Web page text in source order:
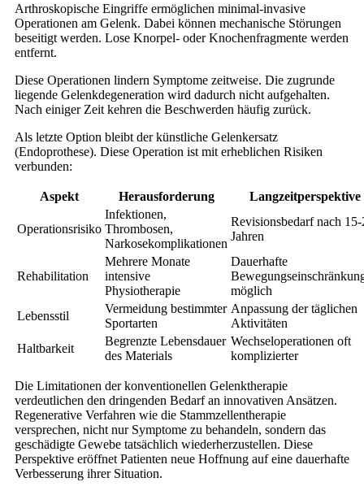
Arthroskopische Eingriffe ermöglichen minimal-invasive
Operationen am Gelenk. Dabei können mechanische Störungen
beseitigt werden. Lose Knorpel- oder Knochenfragmente werden
entfernt.
Diese Operationen lindern Symptome zeitweise. Die zugrunde
liegende Gelenkdegeneration wird dadurch nicht aufgehalten.
Nach einiger Zeit kehren die Beschwerden häufig zurück.
Als letzte Option bleibt der künstliche Gelenkersatz
(Endoprothese). Diese Operation ist mit erheblichen Risiken
verbunden:
Aspekt Herausforderung Langzeitperspektive
Operationsrisiko
Infektionen,
Thrombosen,
Narkosekomplikationen
Revisionsbedarf nach 15-
Jahren
Rehabilitation
Mehrere Monate
intensive
Physiotherapie
Dauerhafte
möglich
Lebensstil
Vermeidung bestimmter
Sportarten
Anpassung der täglichen
Aktivitäten
Haltbarkeit
Begrenzte Lebensdauer
des Materials
Wechseloperationen oft
komplizierter
Die Limitationen der konventionellen Gelenktherapie
verdeutlichen den dringenden Bedarf an innovativen Ansätzen.
Regenerative Verfahren wie die Stammzellentherapie
versprechen, nicht nur Symptome zu behandeln, sondern das
geschädigte Gewebe tatsächlich wiederherzustellen. Diese
Perspektive eröffnet Patienten neue Hoffnung auf eine dauerhafte
Verbesserung ihrer Situation.